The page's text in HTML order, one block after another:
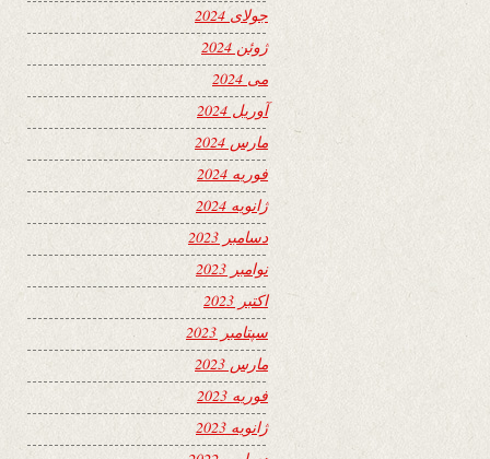
جولای 2024
ژوئن 2024
می 2024
آوریل 2024
مارس 2024
فوریه 2024
ژانویه 2024
دسامبر 2023
نوامبر 2023
اکتبر 2023
سپتامبر 2023
مارس 2023
فوریه 2023
ژانویه 2023